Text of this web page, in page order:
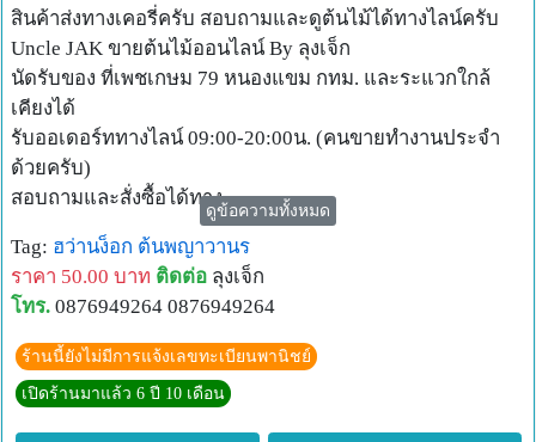
สินค้าส่งทางเคอรี่ครับ สอบถามและดูต้นไม้ได้ทางไลน์ครับ
Uncle JAK ขายต้นไม้ออนไลน์ By ลุงเจ็ก
นัดรับของ ที่เพชเกษม 79 หนองแขม กทม. และระแวกใกล้
เคียงได้
รับออเดอร์ททางไลน์ 09:00-20:00น. (คนขายทำงานประจำ
ด้วยครับ)
สอบถามและสั่งซื้อได้ทาง
Line@ :@UncleJak (มี@ นำหน้า)
LINE@ : http://line.me/ti/p/~@UncleJak
ดูข้อความทั้งหมด
Tag: ฮว่านง็อก ต้นพญาวานร
ราคา 50.00 บาท ติดต่อ ลุงเจ็ก
โทร. 0876949264 0876949264
ร้านนี้ยังไม่มีการแจ้งเลขทะเบียนพานิชย์
เปิดร้านมาแล้ว 6 ปี 10 เดือน